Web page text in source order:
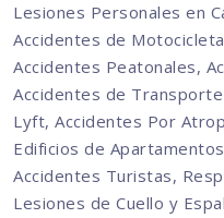
Lesiones Personales en
Accidentes de
Accidentes Peatonales,
Accidentes de
Lyft, Accidentes Por
Edificios de
Accidentes Turistas,
Lesiones de Cuello y